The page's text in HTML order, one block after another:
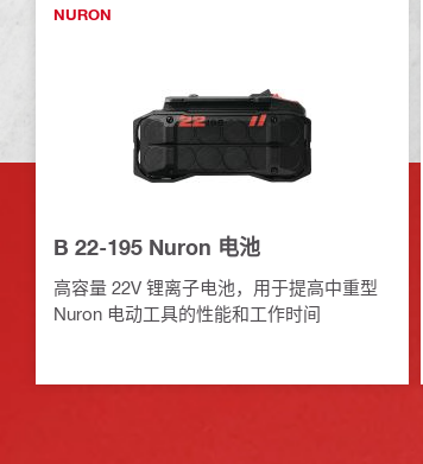
NURON
B 22-195 Nuron 电池
高容量 22V 锂离子电池，用于提高中重型
Nuron 电动工具的性能和工作时间